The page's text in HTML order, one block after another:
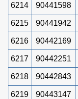
6214 90441598
6215 90441942
6216 90442169
6217 90442251
6218 90442843
6219 90443147